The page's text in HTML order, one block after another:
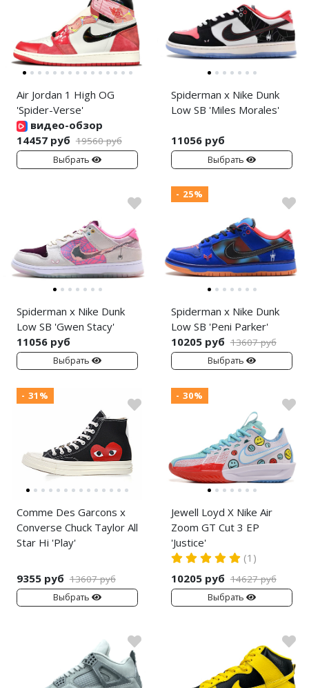
Air Jordan 1 High OG
'Spider-Verse'
видео-обзор
14457 руб 19560 руб
Выбрать
Spiderman x Nike Dunk
Low SB 'Miles Morales'
11056 руб
Выбрать
Spiderman x Nike Dunk
Low SB 'Gwen Stacy'
11056 руб
Выбрать
- 25%
Spiderman x Nike Dunk
Low SB 'Peni Parker'
10205 руб 13607 руб
Выбрать
- 31%
Comme Des Garcons x
Converse Chuck Taylor All
Star Hi 'Play'
9355 руб 13607 руб
Выбрать
- 30%
Jewell Loyd X Nike Air
Zoom GT Cut 3 EP
'Justice'
(1)
10205 руб 14627 руб
Выбрать